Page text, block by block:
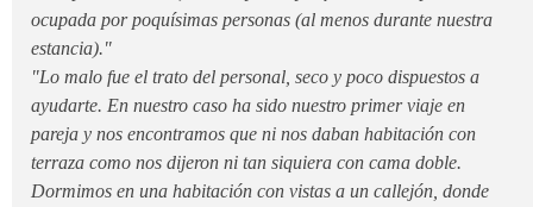
ocupada por poquísimas personas (al menos durante nuestra
estancia)."
"Lo malo fue el trato del personal, seco y poco dispuestos a
ayudarte. En nuestro caso ha sido nuestro primer viaje en
pareja y nos encontramos que ni nos daban habitación con
terraza como nos dijeron ni tan siquiera con cama doble.
Dormimos en una habitación con vistas a un callejón, donde